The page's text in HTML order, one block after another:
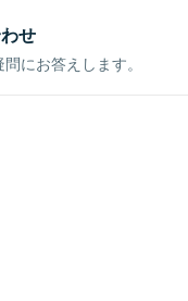
せ
にお答えします。